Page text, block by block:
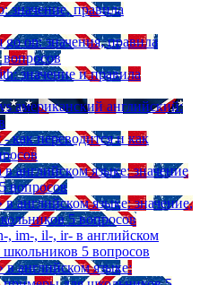
значение, правила
on: значения, правила
вопросов
значение и правила
американский английский:
как переводится и как
английском языке: значение
5 вопросов
в английском языке: значение,
5 вопросов
, im-, il-, ir- в английском
школьников 5 вопросов
в английском языке: